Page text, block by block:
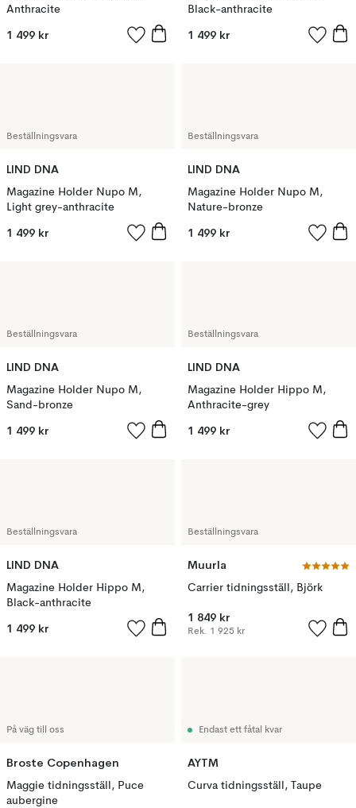
Anthracite
1 499 kr
Black-anthracite
1 499 kr
Beställningsvara
LIND DNA
Magazine Holder Nupo M,
Light grey-anthracite
1 499 kr
Beställningsvara
LIND DNA
Magazine Holder Nupo M,
Nature-bronze
1 499 kr
Beställningsvara
LIND DNA
Magazine Holder Nupo M,
Sand-bronze
1 499 kr
Beställningsvara
LIND DNA
Magazine Holder Hippo M,
Anthracite-grey
1 499 kr
Beställningsvara
LIND DNA
Magazine Holder Hippo M,
Black-anthracite
1 499 kr
Beställningsvara
Muurla
Carrier tidningsställ, Björk
1 849 kr
Rek. 1 925 kr
På väg till oss
Broste Copenhagen
Maggie tidningsställ, Puce
aubergine
Endast ett fåtal kvar
AYTM
Curva tidningsställ, Taupe